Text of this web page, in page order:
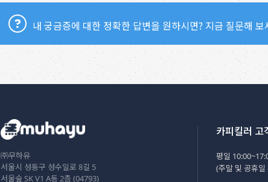
내 궁금증에 대한 정확한 답변을 원하시면? 지금 질문해 보
㈜무하유
서울시 성동구 성수일로 8길 5
서울숲 SK V1 A동 2층 (04793)
카피킬러 고
평일
(주말 및 공휴일